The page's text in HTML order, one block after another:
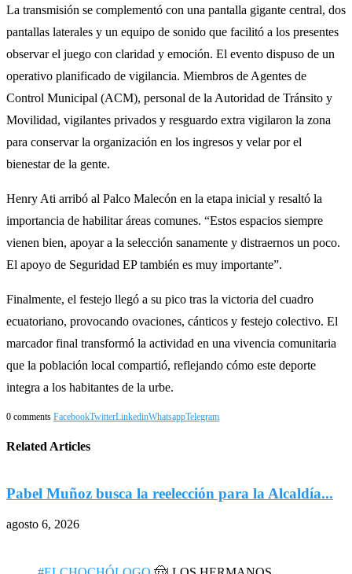
La transmisión se complementó con una pantalla gigante central, dos
pantallas laterales y un equipo de sonido que facilitó a los presentes
observar el juego con claridad y emoción. El evento dispuso de un
operativo planificado de vigilancia. Miembros de Agentes de
Control Municipal (ACM), personal de la Autoridad de Tránsito y
Movilidad, vigilantes privados y resguardo extra vigilaron la zona
para conservar la organización en los ingresos y velar por el
bienestar de la gente.
Henry Ati arribó al Palco Malecón en la etapa inicial y resaltó la
importancia de habilitar áreas comunes. “Estos espacios siempre
vienen bien, apoyar a la selección sanamente y distraernos un poco.
El apoyo de Seguridad EP también es muy importante”.
Finalmente, el festejo llegó a su pico tras la victoria del cuadro
ecuatoriano, provocando ovaciones, cánticos y festejo colectivo. El
marcador final transformó la actividad en una vivencia comunitaria
que la población local compartió, reflejando cómo este deporte
integra a los habitantes de la urbe.
0 comments FacebookTwitterLinkedinWhatsappTelegram
Related Articles
Pabel Muñoz busca la reelección para la Alcaldía...
agosto 6, 2026